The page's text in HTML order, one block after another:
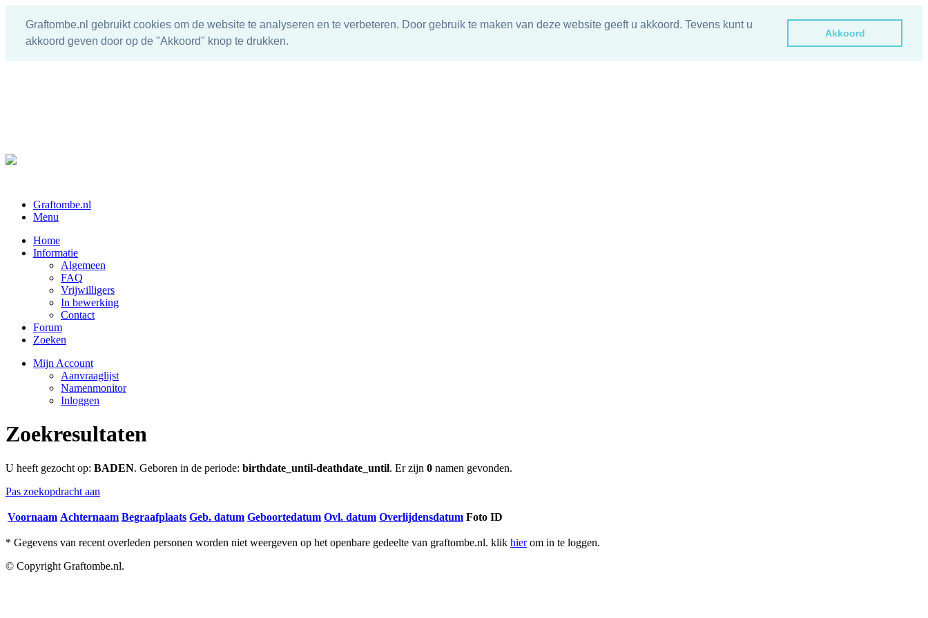
Graftombe.nl gebruikt cookies om de website te analyseren en te verbeteren. Door gebruik te maken van deze website geeft u akkoord. Tevens kunt u
akkoord geven door op de "Akkoord" knop te drukken.
Akkoord
Graftombe.nl
Menu
Home
Informatie
Algemeen
FAQ
Vrijwilligers
In bewerking
Contact
Forum
Zoeken
Mijn Account
Aanvraaglijst
Namenmonitor
Inloggen
Zoekresultaten
U heeft gezocht op: BADEN. Geboren in de periode: birthdate_until-deathdate_until. Er zijn 0 namen gevonden.
Pas zoekopdracht aan
Voornaam Achternaam Begraafplaats Geb. datum Geboortedatum Ovl. datum Overlijdensdatum Foto ID
* Gegevens van recent overleden personen worden niet weergeven op het openbare gedeelte van graftombe.nl. klik hierom in te loggen.
© Copyright Graftombe.nl.